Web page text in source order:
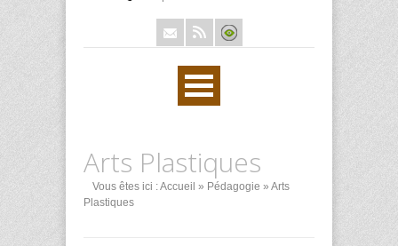
Arts Plastiques
Vous êtes ici :Accueil » Pédagogie » Arts
Plastiques